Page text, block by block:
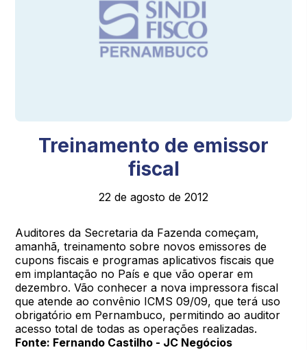
Treinamento de emissor
fiscal
22 de agosto de 2012
Auditores da Secretaria da Fazenda começam,
amanhã, treinamento sobre novos emissores de
cupons fiscais e programas aplicativos fiscais que
em implantação no País e que vão operar em
dezembro. Vão conhecer a nova impressora fiscal
que atende ao convênio ICMS 09/09, que terá uso
obrigatório em Pernambuco, permitindo ao auditor
acesso total de todas as operações realizadas.
Fonte: Fernando Castilho - JC Negócios